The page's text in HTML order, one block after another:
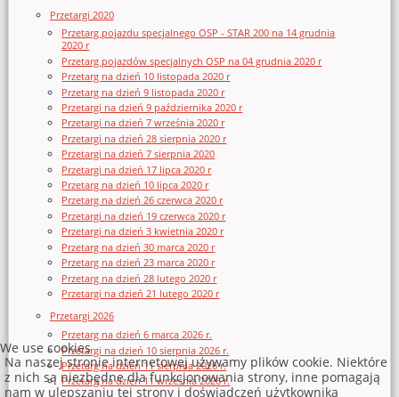
Przetargi 2020
Przetarg pojazdu specjalnego OSP - STAR 200 na 14 grudnia
2020 r
Przetarg pojazdów specjalnych OSP na 04 grudnia 2020 r
Przetarg na dzień 10 listopada 2020 r
Przetarg na dzień 9 listopada 2020 r
Przetargi na dzień 9 października 2020 r
Przetargi na dzień 7 września 2020 r
Przetargi na dzień 28 sierpnia 2020 r
Przetargi na dzień 7 sierpnia 2020
Przetargi na dzień 17 lipca 2020 r
Przetarg na dzień 10 lipca 2020 r
Przetarg na dzień 26 czerwca 2020 r
Przetargi na dzień 19 czerwca 2020 r
Przetargi na dzień 3 kwietnia 2020 r
Przetarg na dzień 30 marca 2020 r
Przetarg na dzień 23 marca 2020 r
Przetarg na dzień 28 lutego 2020 r
Przetargi na dzień 21 lutego 2020 r
Przetargi 2026
Przetarg na dzień 6 marca 2026 r.
Przetargi na dzień 10 sierpnia 2026 r.
Przetarg na dzień 11 sierpnia 2026 r.
Przetarg na dzień 11 września 2026 r.
We use cookies
Na naszej stronie internetowej używamy plików cookie. Niektóre
z nich są niezbędne dla funkcjonowania strony, inne pomagają
nam w ulepszaniu tej strony i doświadczeń użytkownika